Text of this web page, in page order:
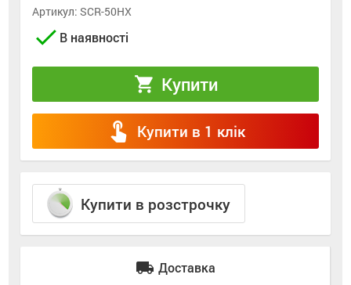
Артикул:SCR-50HX
check В наявності
shopping_cart Купити
touch_app Купити в 1 клік
Купити в розстрочку
local_shipping Доставка